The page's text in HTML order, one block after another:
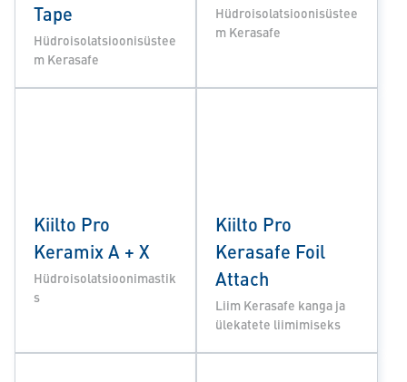
Tape
Hüdroisolatsioonisüstee
m Kerasafe
Hüdroisolatsioonisüstee
m Kerasafe
Kiilto Pro
Keramix A + X
Hüdroisolatsioonimastik
s
Kiilto Pro
Kerasafe Foil
Attach
Liim Kerasafe kanga ja
ülekatete liimimiseks